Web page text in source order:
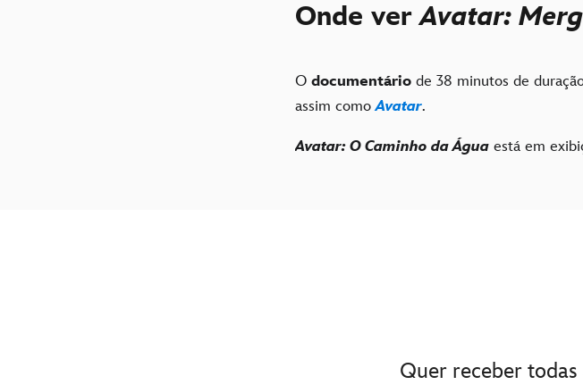
Onde verAvatar:
O documentário de 38 minutos de
assim comoAvatar.
Avatar: O Caminho da Água está em
Quer receber todas